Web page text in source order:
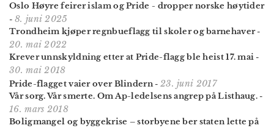
Oslo Høyre feirer islam og Pride - dropper norske høytider
- 8. juni 2025
Trondheim kjøper regnbueflagg til skoler og barnehaver-
20. mai 2022
Krever unnskyldning etter at Pride-flagg ble heist 17. mai -
30. mai 2018
Pride-flagget vaier over Blindern- 23. juni 2017
Vår sorg. Vår smerte. Om Ap-ledelsens angrep på Listhaug. -
16. mars 2018
Boligmangel og byggekrise – storbyene ber staten lette på